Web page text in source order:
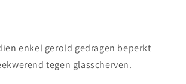
enkel gerold gedragen beperkt
tegen glasscherven.